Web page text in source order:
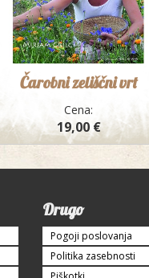
Čarobni zeliščni vrt
Cena:
19,00 €
Drugo
Pogoji poslovanja
Politika zasebnosti